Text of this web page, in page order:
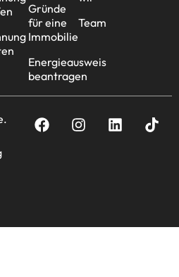
Gründe
für eine
Immobilie
Energieausweis
beantragen
Team